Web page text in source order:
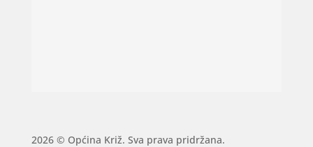
2026 © Općina Križ. Sva prava pridržana.